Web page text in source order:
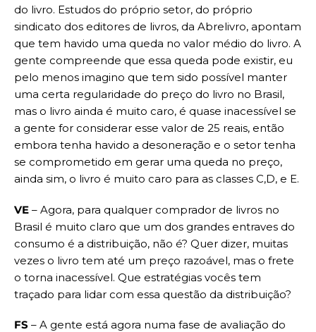
do livro. Estudos do próprio setor, do próprio
sindicato dos editores de livros, da Abrelivro, apontam
que tem havido uma queda no valor médio do livro. A
gente compreende que essa queda pode existir, eu
pelo menos imagino que tem sido possível manter
uma certa regularidade do preço do livro no Brasil,
mas o livro ainda é muito caro, é quase inacessível se
a gente for considerar esse valor de 25 reais, então
embora tenha havido a desoneração e o setor tenha
se comprometido em gerar uma queda no preço,
ainda sim, o livro é muito caro para as classes C,D, e E.
VE – Agora, para qualquer comprador de livros no
Brasil é muito claro que um dos grandes entraves do
consumo é a distribuição, não é? Quer dizer, muitas
vezes o livro tem até um preço razoável, mas o frete
o torna inacessível. Que estratégias vocês tem
traçado para lidar com essa questão da distribuição?
FS – A gente está agora numa fase de avaliação do